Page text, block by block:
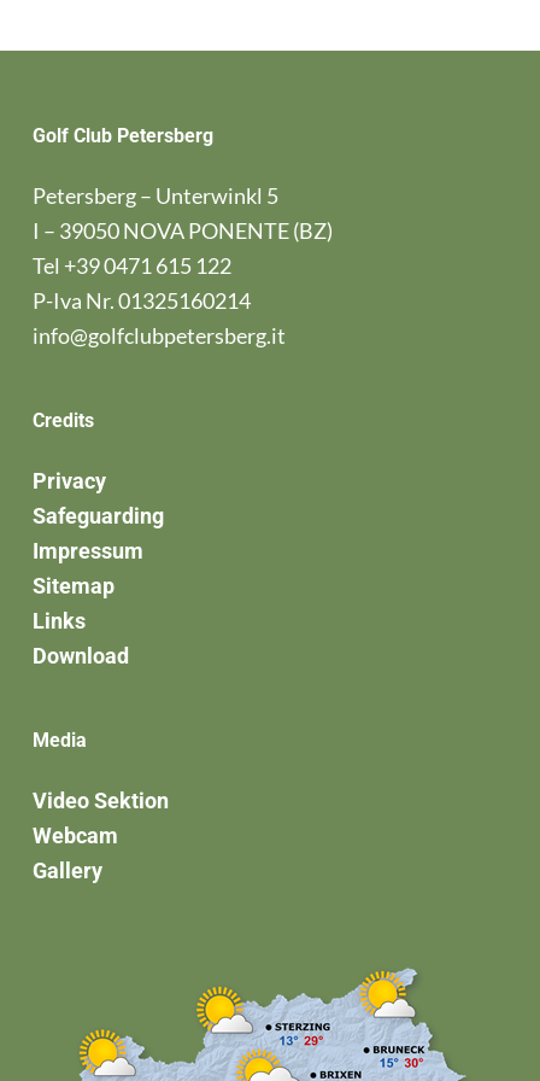
Golf Club Petersberg
Petersberg – Unterwinkl 5
I – 39050 NOVA PONENTE (BZ)
Tel +39 0471 615 122
P-Iva Nr. 01325160214
info@golfclubpetersberg.it
Credits
Privacy
Safeguarding
Impressum
Sitemap
Links
Download
Media
Video Sektion
Webcam
Gallery